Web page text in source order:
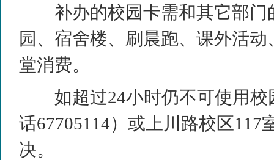
补办的校园卡需和其它部
园、宿舍楼、刷晨跑、课外活
堂消费。
如超过24小时仍不可使用
话67705114） 或上川路校区117
决。